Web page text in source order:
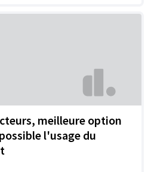
meilleure option
l'usage du